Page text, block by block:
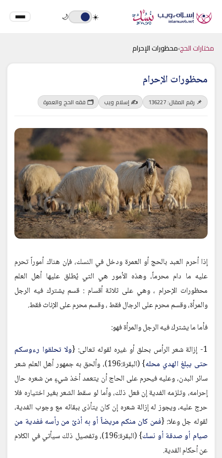
☀️
🌙
مختارات الحج›محظورات الإحرام
محظورات الإحرام
📌 رقم المقال: 136227 ✍️ إسلام ويب 🗂 فقه الحج والعمرة
إذا أحرم العبد بالحج أو العمرة ودخل في النسك، فإن هناك أموراً تحرم
عليه ما دام محرماً، وهذه الأمور هي التي يُطلق عليها أهل العلم
محظورات الإحرام ، وهي على ثلاثة أقسام : قسم يشترك فيه الرجل
والمرأة، وقسم محرم على الرجال فقط ، وقسم محرم على الإناث فقط.
فأما ما يشترك فيه الرجل والمرأة فهو:
1- إزالة شعر الرأس بحلق أو غيره لقوله تعالى: {
ولا تحلقوا رءوسكم
حتى يبلغ الهدي محله
} (البقرة:196)، وألحق به جمهور أهل العلم شعر
سائر البدن، وعليه فيحرم على الحاج أن يتعمد أخذ شيءٍ من شعره حال
إحرامه، وتلزمه الفدية إن فعل ذلك، وأما لو سقط الشعر بغير اختياره فلا
حرج عليه، ويجوز له إزالة شعره إن كان يتأذى ببقائه مع وجوب الفدية،
لقوله جل وعلا: {فمن كان منكم مريضاً أو به أذىً من رأسه ففدية من
صيام أو صدقة أو نسك
} (البقرة:196)، وتفصيل ذلك سيأتي في الكلام
عن أحكام الفدية.